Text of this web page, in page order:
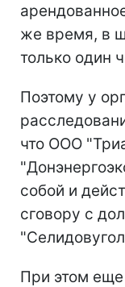
же время, в
только один
Поэтому у
что ООО
собой и
сговору с
При этом